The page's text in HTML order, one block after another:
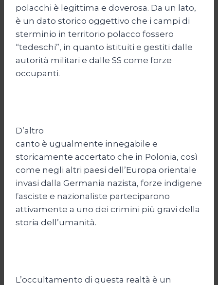
polacchi è legittima e doverosa. Da un lato,
è un dato storico oggettivo che i campi di
sterminio in territorio polacco fossero
“tedeschi”, in quanto istituiti e gestiti dalle
autorità militari e dalle SS come forze
occupanti.
D’altro
canto è ugualmente innegabile e
storicamente accertato che in Polonia, così
come negli altri paesi dell’Europa orientale
invasi dalla Germania nazista, forze indigene
fasciste e nazionaliste parteciparono
attivamente a uno dei crimini più gravi della
storia dell’umanità.
L’occultamento di questa realtà è un